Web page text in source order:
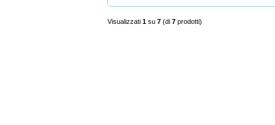
Visualizzati 1 su 7 (di 7 prodotti)